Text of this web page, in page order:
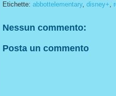
Etichette: abbottelementary, disney+,
Nessun commento:
Posta un commento